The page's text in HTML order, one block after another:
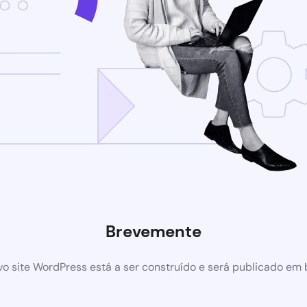
Brevemente
site WordPress está a ser construído e será publicado em